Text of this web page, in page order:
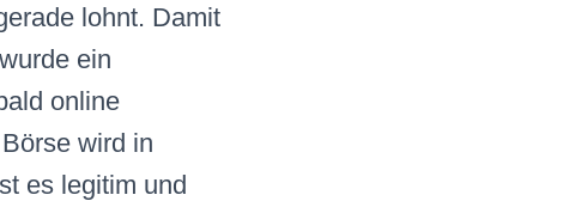
lohnt. Damit
ein
online
wird in
es legitim und